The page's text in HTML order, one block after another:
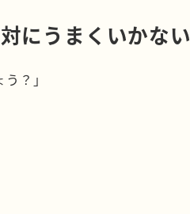
にうまくいかない
？」